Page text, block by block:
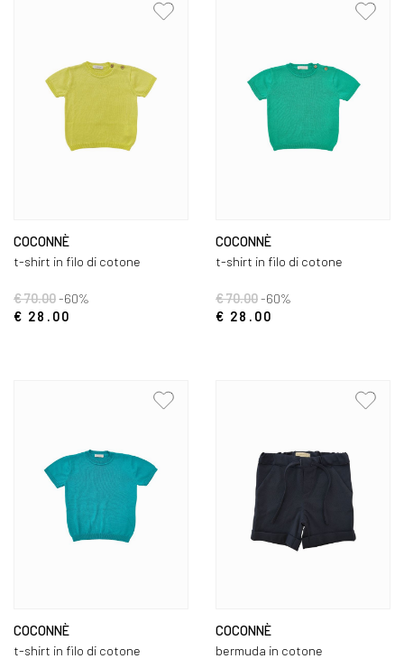
COCONNÈ
t-shirt in filo di cotone
€ 70.00-60%
€ 28.00
COCONNÈ
t-shirt in filo di cotone
€ 70.00-60%
€ 28.00
COCONNÈ
t-shirt in filo di cotone
COCONNÈ
bermuda in cotone